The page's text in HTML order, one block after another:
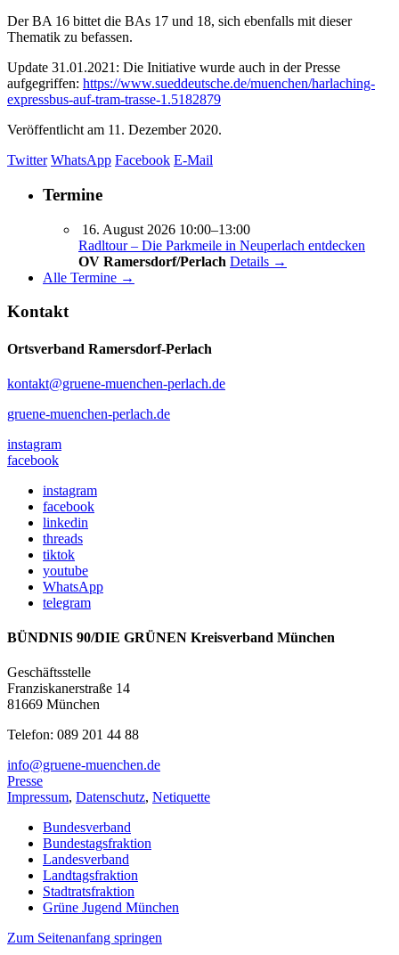
Der BA 16 bittet die BAs 17 und 18, sich ebenfalls mit dieser
Thematik zu befassen.
Update 31.01.2021: Die Initiative wurde auch in der Presse
aufgegriffen: https://www.sueddeutsche.de/muenchen/harlaching-
expressbus-auf-tram-trasse-1.5182879
Veröffentlicht am 11. Dezember 2020.
Twitter WhatsApp Facebook E-Mail
Termine
16. August 2026 10:00–13:00
Radltour – Die Parkmeile in Neuperlach entdecken
OV Ramersdorf/Perlach Details →
Alle Termine →
Kontakt
Ortsverband Ramersdorf-Perlach
kontakt@gruene-muenchen-perlach.de
gruene-muenchen-perlach.de
instagram
facebook
instagram
facebook
linkedin
threads
tiktok
youtube
WhatsApp
telegram
BÜNDNIS 90/DIE GRÜNEN Kreisverband München
Geschäftsstelle
Franziskanerstraße 14
81669 München
Telefon: 089 201 44 88
info@gruene-muenchen.de
Presse
Impressum, Datenschutz, Netiquette
Bundesverband
Bundestagsfraktion
Landesverband
Landtagsfraktion
Stadtratsfraktion
Grüne Jugend München
Zum Seitenanfang springen